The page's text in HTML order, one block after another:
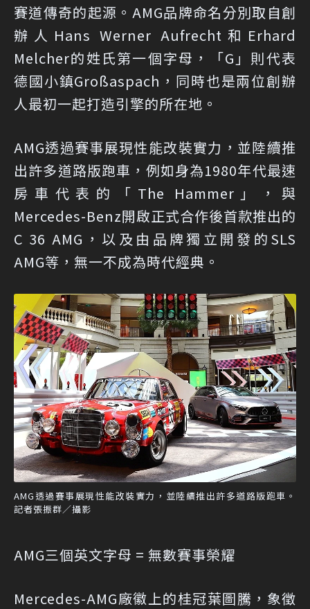
賽道傳奇的起源。AMG品牌命名分別取自創
辦人Hans Werner Aufrecht和Erhard
Melcher的姓氏第一個字母，「G」則代表
德國小鎮Großaspach，同時也是兩位創辦
人最初一起打造引擎的所在地。
AMG透過賽事展現性能改裝實力，並陸續推
出許多道路版跑車，例如身為1980年代最速
房車代表的「The Hammer」，與
Mercedes-Benz開啟正式合作後首款推出的
C 36 AMG，以及由品牌獨立開發的SLS
AMG等，無一不成為時代經典。
AMG透過賽事展現性能改裝實力，並陸續推出許多道路版跑車。
記者張振群／攝影
AMG三個英文字母 = 無數賽事榮耀
Mercedes-AMG廠徽上的桂冠葉圖騰，象徵